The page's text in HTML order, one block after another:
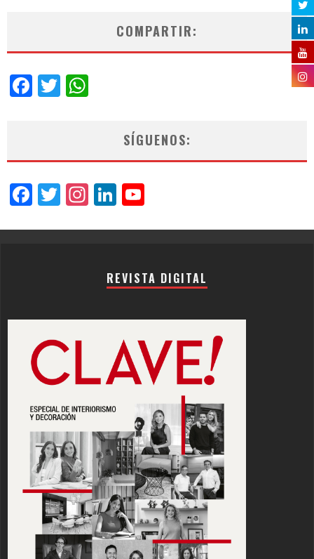
COMPARTIR:
Facebook
Twitter
SÍGUENOS:
Facebook
Twitter
Instagram
LinkedIn
REVISTA DIGITAL